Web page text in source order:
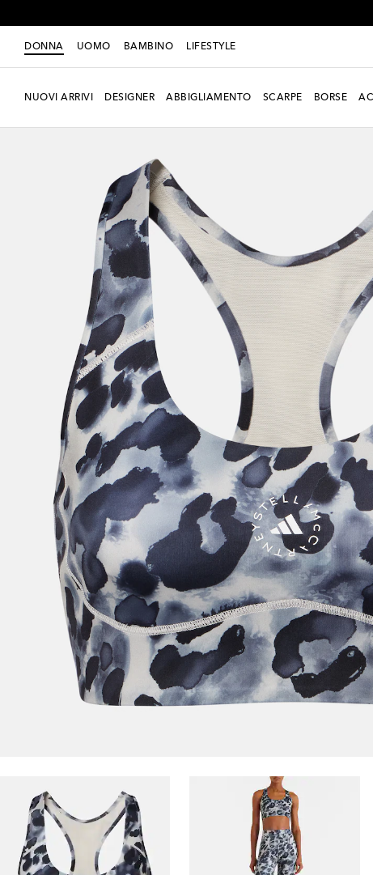
DONNA UOMO BAMBINO LIFESTYLE
NUOVI ARRIVI DESIGNER ABBIGLIAMENTO SCARPE BORSE